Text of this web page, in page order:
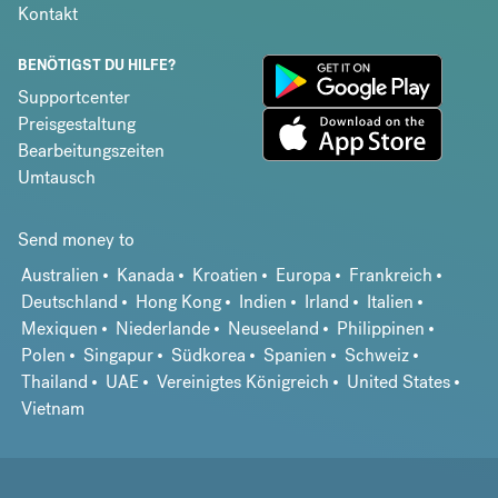
Kontakt
BENÖTIGST DU HILFE?
Supportcenter
Preisgestaltung
Bearbeitungszeiten
Umtausch
Send money to
Australien
Kanada Kroatien Europa
Frankreich
Deutschland
Hong Kong Indien Irland
Italien
Mexiquen
Niederlande Neuseeland
Philippinen
Polen
Singapur Südkorea Spanien
Schweiz
Thailand
UAE Vereinigtes Königreich
United States
Vietnam